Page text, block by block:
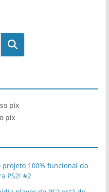
Pesquisar
pix
projeto 100% funcional do
PS2! #2